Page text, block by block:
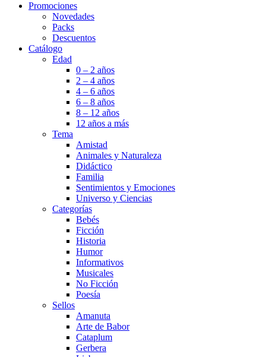
Promociones
Novedades
Packs
Descuentos
Catálogo
Edad
0 – 2 años
2 – 4 años
4 – 6 años
6 – 8 años
8 – 12 años
12 años a más
Tema
Amistad
Animales y Naturaleza
Didáctico
Familia
Sentimientos y Emociones
Universo y Ciencias
Categorías
Bebés
Ficción
Historia
Humor
Informativos
Musicales
No Ficción
Poesía
Sellos
Amanuta
Arte de Babor
Cataplum
Gerbera